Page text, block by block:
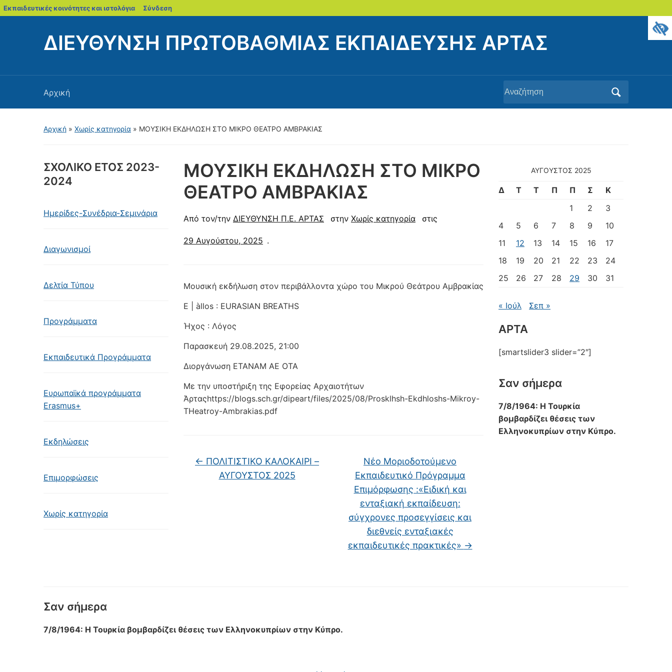
Εκπαιδευτικές κοινότητες και ιστολόγια blogs.sch.gr
Σύνδεση
ΔΙΕΥΘΥΝΣΗ ΠΡΩΤΟΒΑΘΜΙΑΣ ΕΚΠΑΙΔΕΥΣΗΣ ΑΡΤΑΣ
Αρχική
Αναζήτηση
για:
Αρχική » Χωρίς κατηγορία » ΜΟΥΣΙΚΗ ΕΚΔΗΛΩΣΗ ΣΤΟ ΜΙΚΡΟ ΘΕΑΤΡΟ ΑΜΒΡΑΚΙΑΣ
ΣΧΟΛΙΚΟ ΕΤΟΣ 2023-
2024
Ημερίδες-Συνέδρια-Σεμινάρια
Διαγωνισμοί
Δελτία Τύπου
Προγράμματα
Εκπαιδευτικά Προγράμματα
Ευρωπαϊκά προγράμματα
Erasmus+
Εκδηλώσεις
Επιμορφώσεις
Χωρίς κατηγορία
ΜΟΥΣΙΚΗ ΕΚΔΗΛΩΣΗ ΣΤΟ ΜΙΚΡΟ
ΘΕΑΤΡΟ ΑΜΒΡΑΚΙΑΣ
Από τον/την ΔΙΕΥΘΥΝΣΗ Π.Ε. ΑΡΤΑΣ στην Χωρίς κατηγορία στις
29 Αυγούστου, 2025 .
Μουσική εκδήλωση στον περιβάλλοντα χώρο του Μικρού Θεάτρου Αμβρακίας
E | àllos : EURASIAN BREATHS
Ήχος : Λόγος
Παρασκευή 29.08.2025, 21:00
Διοργάνωση ΕΤΑΝΑΜ ΑΕ ΟΤΑ
Με την υποστήριξη της Εφορείας Αρχαιοτήτων
Άρταςhttps://blogs.sch.gr/dipeart/files/2025/08/Prosklhsh-Ekdhloshs-Mikroy-
THeatroy-Ambrakias.pdf
← ΠΟΛΙΤΙΣΤΙΚΟ ΚΑΛΟΚΑΙΡΙ –
ΑΥΓΟΥΣΤΟΣ 2025
Νέο Μοριοδοτούμενο
Εκπαιδευτικό Πρόγραμμα
Επιμόρφωσης :«Ειδική και
ενταξιακή εκπαίδευση:
σύγχρονες προσεγγίσεις και
διεθνείς ενταξιακές
εκπαιδευτικές πρακτικές» →
ΑΎΓΟΥΣΤΟΣ 2025
Δ Τ Τ Π Π Σ
Κ
1
2
3
4
5 6 7 8 9
10
11
12 13 14 15 16
17
18
19 20 21 22 23
24
25
26 27 28 29 30 31
« Ιούλ Σεπ »
ΑΡΤΑ
[smartslider3 slider=”2″]
Σαν σήμερα
7/8/1964: Η Τουρκία
βομβαρδίζει θέσεις των
Ελληνοκυπρίων στην Κύπρο.
Σαν σήμερα
7/8/1964: Η Τουρκία βομβαρδίζει θέσεις των Ελληνοκυπρίων στην Κύπρο.